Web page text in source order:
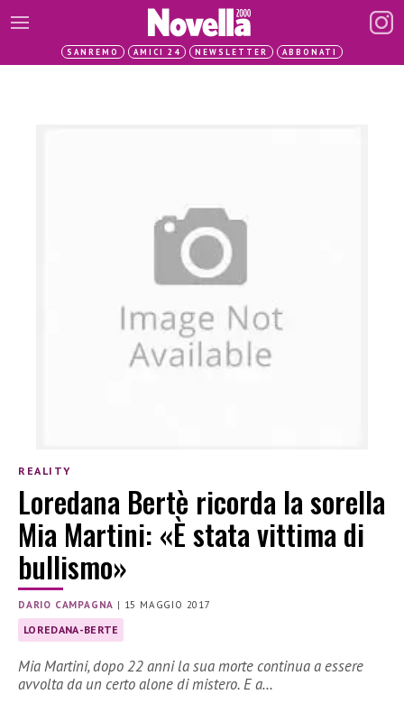
SANREMO AMICI 24 NEWSLETTER ABBONATI
REALITY
Loredana Bertè ricorda la sorella
Mia Martini: «È stata vittima di
bullismo»
DARIO CAMPAGNA | 15 MAGGIO 2017
LOREDANA-BERTE
Mia Martini, dopo 22 anni la sua morte continua a essere
avvolta da un certo alone di mistero. E a…